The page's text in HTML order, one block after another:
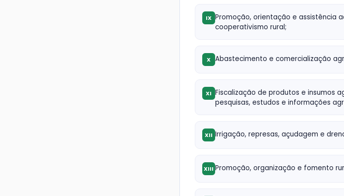
IX Promoção, orientação e assistência
cooperativismo rural;
X Abastecimento e comercialização
XI Fiscalização de produtos e insumos
pesquisas, estudos e informações
XII Irrigação, represas, açudagem e
XIII Promoção, organização e fomento